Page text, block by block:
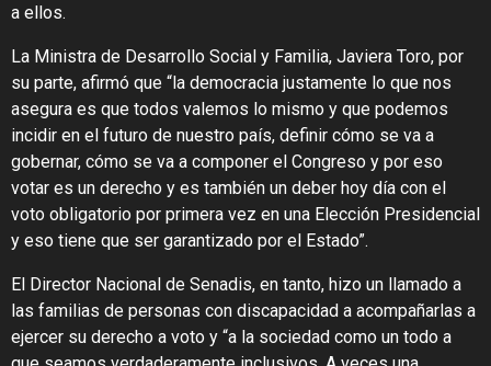
a ellos.
La Ministra de Desarrollo Social y Familia, Javiera Toro, por
su parte, afirmó que “la democracia justamente lo que nos
asegura es que todos valemos lo mismo y que podemos
incidir en el futuro de nuestro país, definir cómo se va a
gobernar, cómo se va a componer el Congreso y por eso
votar es un derecho y es también un deber hoy día con el
voto obligatorio por primera vez en una Elección Presidencial
y eso tiene que ser garantizado por el Estado”.
El Director Nacional de Senadis, en tanto, hizo un llamado a
las familias de personas con discapacidad a acompañarlas a
ejercer su derecho a voto y “a la sociedad como un todo a